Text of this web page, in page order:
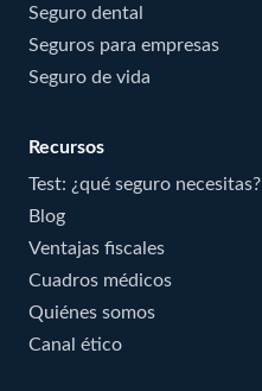
Seguro dental
Seguros para empresas
Seguro de vida
Recursos
Test: ¿qué seguro necesitas?
Blog
Ventajas fiscales
Cuadros médicos
Quiénes somos
Canal ético